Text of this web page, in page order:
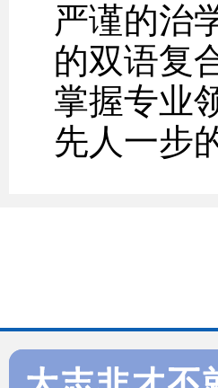
严谨的治
的双语复
掌握专业
先人一